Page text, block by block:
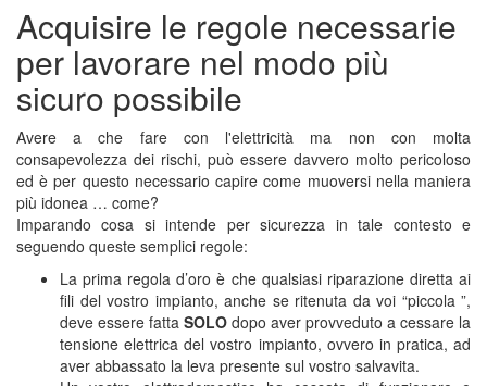
Acquisire le regole necessarie
per lavorare nel modo più
sicuro possibile
Avere a che fare con l'elettricità ma non con molta
consapevolezza dei rischi, può essere davvero molto pericoloso
ed è per questo necessario capire come muoversi nella maniera
più idonea … come?
Imparando cosa si intende per sicurezza in tale contesto e
seguendo queste semplici regole:
La prima regola d’oro è che qualsiasi riparazione diretta ai
fili del vostro impianto, anche se ritenuta da voi “piccola ”,
deve essere fatta SOLO dopo aver provveduto a cessare la
tensione elettrica del vostro impianto, ovvero in pratica, ad
aver abbassato la leva presente sul vostro salvavita.